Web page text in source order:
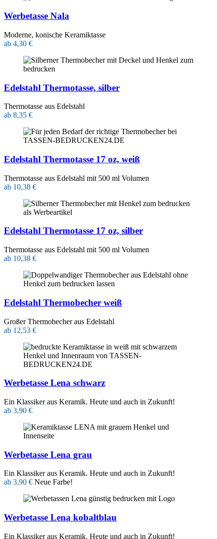
Werbetasse Nala
Moderne, konische Keramiktasse
ab 4,30 €
Edelstahl Thermotasse, silber
Thermotasse aus Edelstahl
ab 8,35 €
Edelstahl Thermotasse 17 oz, weiß
Thermotasse aus Edelstahl mit 500 ml Volumen
ab 10,38 €
Edelstahl Thermotasse 17 oz, silber
Thermotasse aus Edelstahl mit 500 ml Volumen
ab 10,38 €
Edelstahl Thermobecher weiß
Großer Thermobecher aus Edelstahl
ab 12,53 €
Werbetasse Lena schwarz
Ein Klassiker aus Keramik. Heute und auch in Zukunft!
ab 3,90 €
Werbetasse Lena grau
Ein Klassiker aus Keramik. Heute und auch in Zukunft!
ab 3,90 € Neue Farbe!
Werbetasse Lena kobaltblau
Ein Klassiker aus Keramik. Heute und auch in Zukunft!